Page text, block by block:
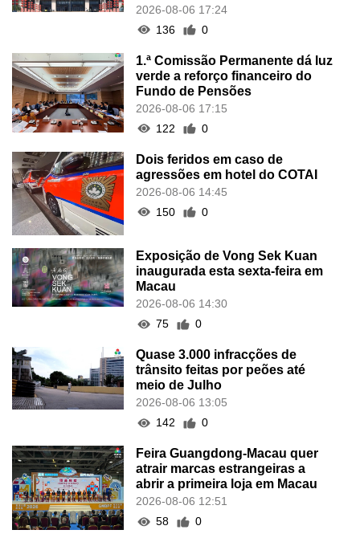
2026-08-06 17:24
136
0
1.ª Comissão Permanente dá luz
verde a reforço financeiro do
Fundo de Pensões
2026-08-06 17:15
122
0
Dois feridos em caso de
agressões em hotel do COTAI
2026-08-06 14:45
150
0
Exposição de Vong Sek Kuan
inaugurada esta sexta-feira em
Macau
2026-08-06 14:30
75
0
Quase 3.000 infracções de
trânsito feitas por peões até
meio de Julho
2026-08-06 13:05
142
0
Feira Guangdong-Macau quer
atrair marcas estrangeiras a
abrir a primeira loja em Macau
2026-08-06 12:51
58
0